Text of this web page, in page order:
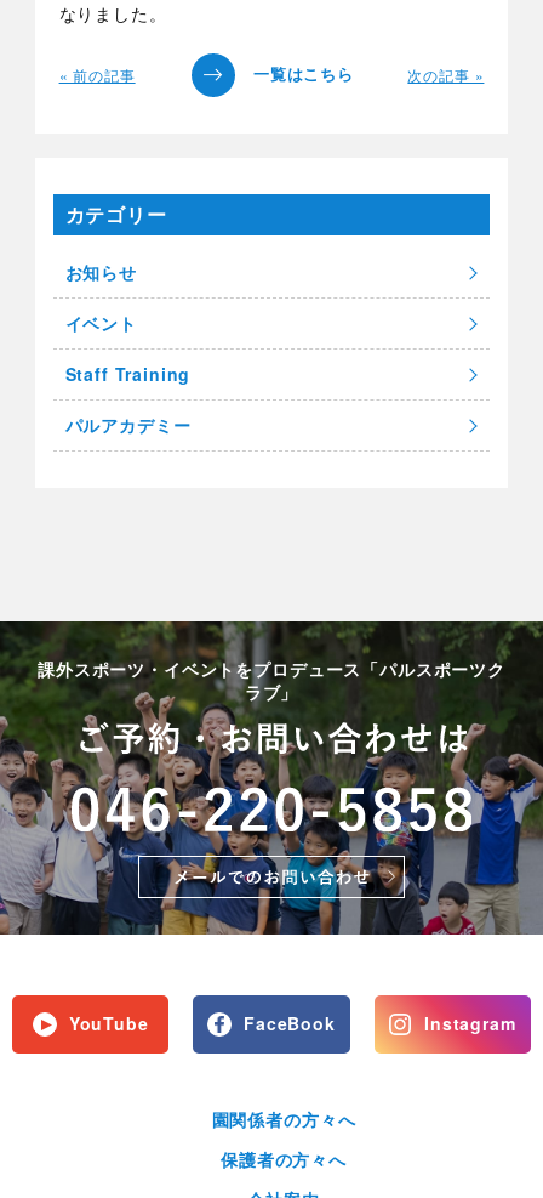
なりました。
« 前の記事 次の記事 »
カテゴリー
お知らせ
イベント
Staff Training
パルアカデミー
課外スポーツ・イベントをプロデュース「パルスポーツク
ラブ」
YouTube FaceBook Instagram
園関係者の方々へ
保護者の方々へ